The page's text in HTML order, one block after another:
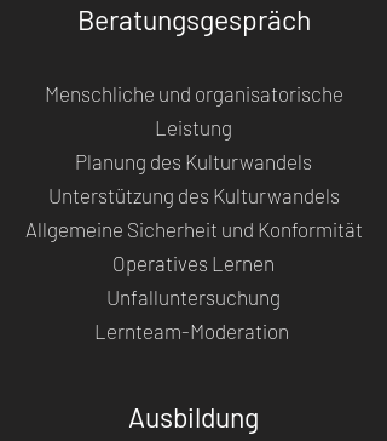
Beratungsgespräch
Menschliche und organisatorische
Leistung
Planung des Kulturwandels
Unterstützung des Kulturwandels
Allgemeine Sicherheit und Konformität
Operatives Lernen
Unfalluntersuchung
Lernteam-Moderation
Ausbildung